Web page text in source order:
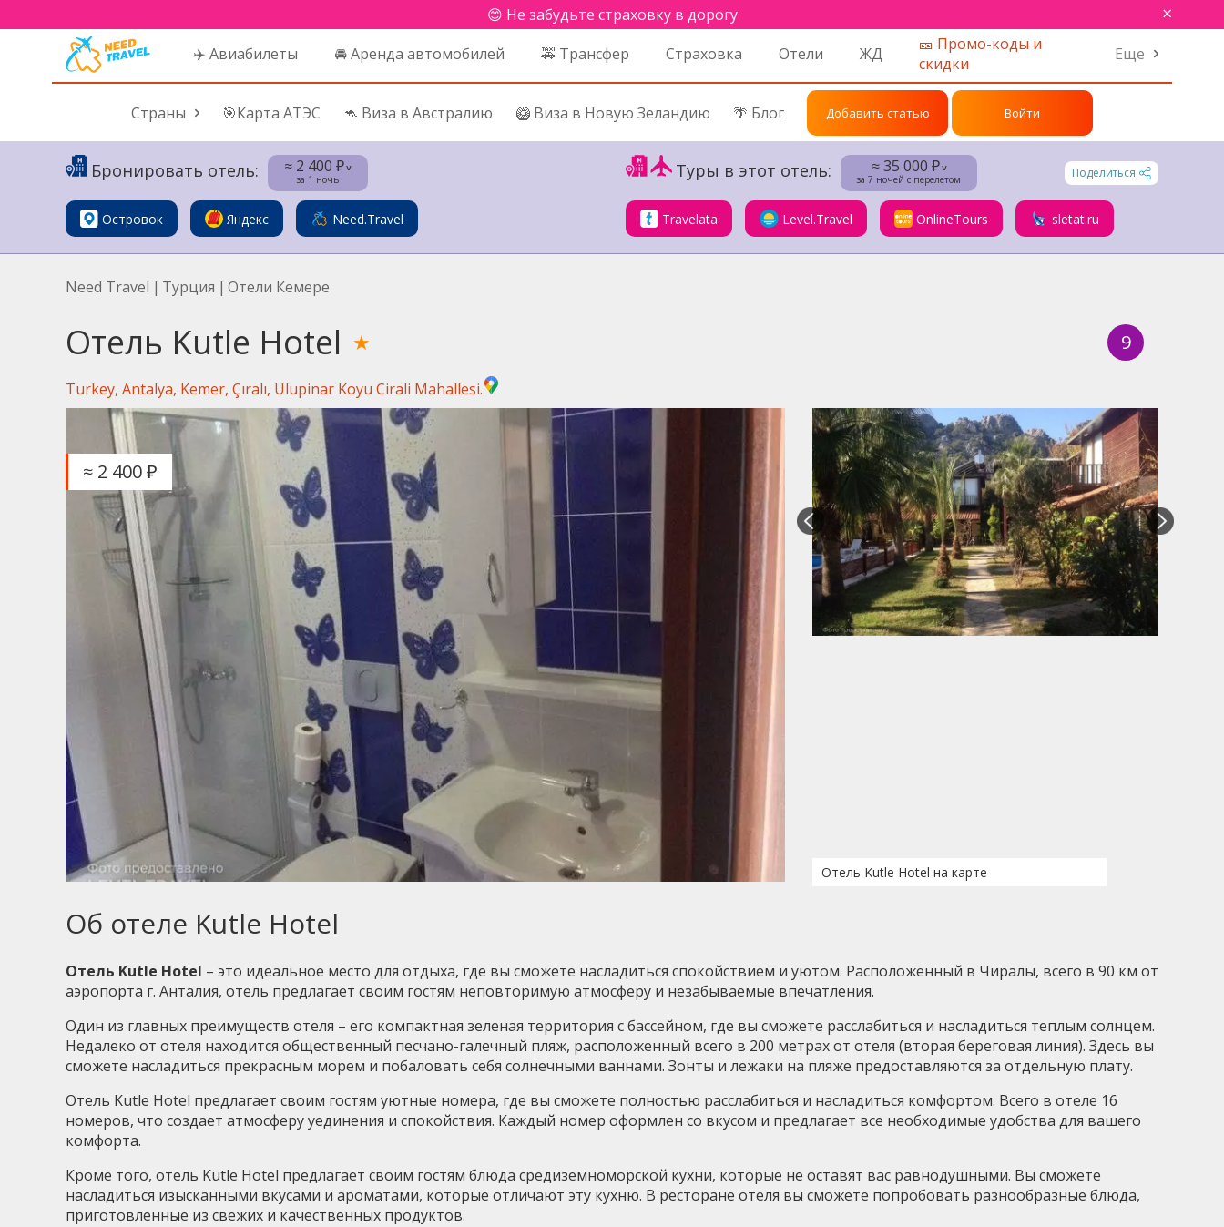
😊 Не забудьте страховку в дорогу ×
✈️ Авиабилеты 🚘 Аренда автомобилей 🚕 Трансфер Страховка Отели ЖД
🎫 Промо-коды и
скидки
Еще
Страны 🎯Карта АТЭС 🦘 Виза в Австралию 🥝 Виза в Новую Зеландию 🌴 Блог Добавить статью Войти
Бронировать отель: ≈ 2 400 ₽˅
за 1 ночь
Островок Яндекс Need.Travel
Туры в этот отель: ≈ 35 000 ₽˅
за 7 ночей с перелетом
Поделиться
Travelata Level.Travel OnlineTours sletat.ru
Need Travel | Турция | Отели Кемере
Отель Kutle Hotel ★ 9
Turkey, Antalya, Kemer, Çıralı, Ulupinar Koyu Cirali Mahallesi.
≈ 2 400 ₽
Отель Kutle Hotel на карте
Об отеле Kutle Hotel
Отель Kutle Hotel – это идеальное место для отдыха, где вы сможете насладиться спокойствием и уютом. Расположенный в Чиралы, всего в 90 км от
аэропорта г. Анталия, отель предлагает своим гостям неповторимую атмосферу и незабываемые впечатления.
Один из главных преимуществ отеля – его компактная зеленая территория с бассейном, где вы сможете расслабиться и насладиться теплым солнцем.
Недалеко от отеля находится общественный песчано-галечный пляж, расположенный всего в 200 метрах от отеля (вторая береговая линия). Здесь вы
сможете насладиться прекрасным морем и побаловать себя солнечными ваннами. Зонты и лежаки на пляже предоставляются за отдельную плату.
Отель Kutle Hotel предлагает своим гостям уютные номера, где вы сможете полностью расслабиться и насладиться комфортом. Всего в отеле 16
номеров, что создает атмосферу уединения и спокойствия. Каждый номер оформлен со вкусом и предлагает все необходимые удобства для вашего
комфорта.
Кроме того, отель Kutle Hotel предлагает своим гостям блюда средиземноморской кухни, которые не оставят вас равнодушными. Вы сможете
насладиться изысканными вкусами и ароматами, которые отличают эту кухню. В ресторане отеля вы сможете попробовать разнообразные блюда,
приготовленные из свежих и качественных продуктов.